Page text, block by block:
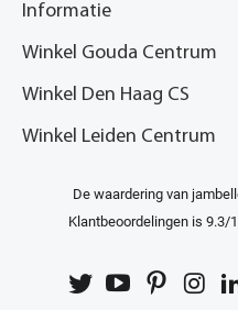
Informatie
Winkel Gouda Centrum
Winkel Den Haag CS
Winkel Leiden Centrum
De waardering van
Klantbeoordelingen is 9.3/